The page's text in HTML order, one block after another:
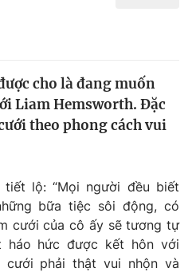
cho là đang muốn
Liam Hemsworth. Đặc
theo phong cách vui
lộ: “Mọi người đều biết
bữa tiệc sôi động, có
cưới của cô ấy sẽ tương tự
háo hức được kết hôn với
cưới phải thật vui nhộn và